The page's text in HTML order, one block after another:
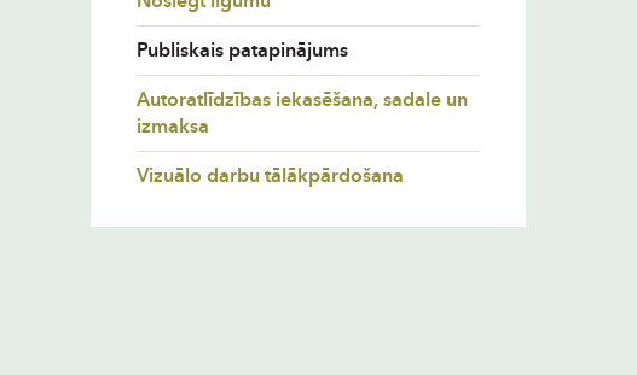
Publiskais patapinājums
Autoratlīdzības iekasēšana, sadale un
izmaksa
Vizuālo darbu tālākpārdošana